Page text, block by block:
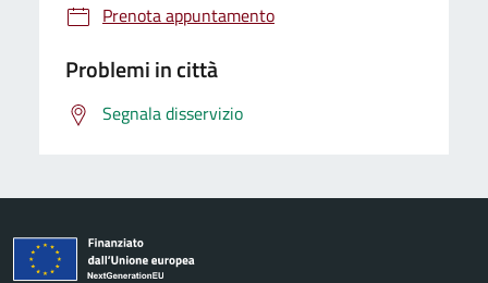
Prenota appuntamento
Problemi in città
Segnala disservizio